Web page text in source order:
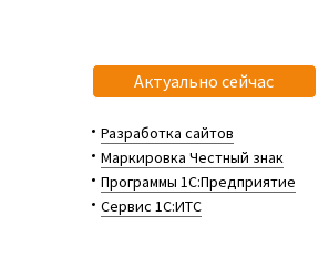
Актуально сейчас
Разработка сайтов
Маркировка Честный знак
Программы 1С:Предприятие
Сервис 1С:ИТС